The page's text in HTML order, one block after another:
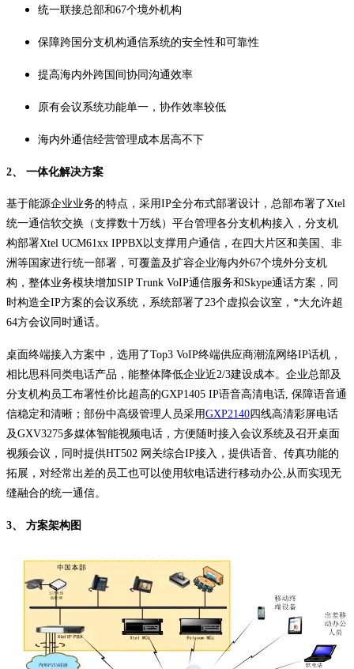
统一联接总部和67个境外机构
保障跨国分支机构通信系统的安全性和可靠性
提高海内外跨国间协同沟通效率
原有会议系统功能单一，协作效率较低
海内外通信经营管理成本居高不下
2、 一体化解决方案
基于能源企业业务的特点，采用IP全分布式部署设计，总部布署了Xtel
统一通信软交换（支撑数十万线）平台管理各分支机构接入，分支机
构部署Xtel UCM61xx IPPBX以支撑用户通信，在四大片区和美国、非
洲等国家进行统一部署，可覆盖及扩容企业海内外67个境外分支机
构，整体业务模块增加SIP Trunk VoIP通信服务和Skype通话方案，同
时构造全IP方案的会议系统，系统部署了23个虚拟会议室，*大允许超
64方会议同时通话。
桌面终端接入方案中，选用了Top3 VoIP终端供应商潮流网络IP话机，
相比思科同类电话产品，能整体降低企业近2/3建设成本。企业总部及
分支机构员工布署性价比超高的GXP1405 IP语音高清电话, 保障语音通
信稳定和清晰；部份中高级管理人员采用GXP2140四线高清彩屏电话
及GXV3275多媒体智能视频电话，方便随时接入会议系统及召开桌面
视频会议，同时提供HT502 网关综合IP接入，提供语音、传真功能的
拓展，对经常出差的员工也可以使用软电话进行移动办公,从而实现无
缝融合的统一通信。
3、 方案架构图